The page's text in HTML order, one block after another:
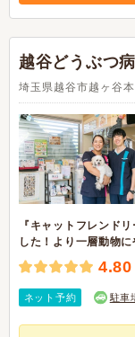
越谷どうぶつ
埼玉県越谷市越ヶ谷
『キャットフレンド
した！より一層動物
4.80
ネット予約 駐車